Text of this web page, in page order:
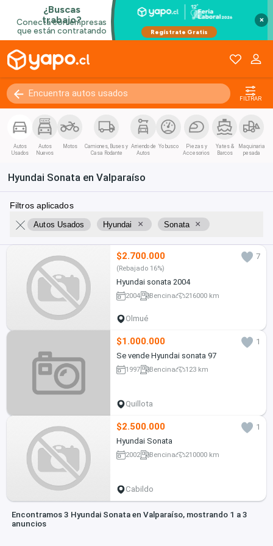
×
FILTRAR
Autos
Usados
Autos
Nuevos
Motos
Camiones, Buses y
Casa Rodante
Arriendo de
Autos
Yo busco
Piezas y
Accesorios
Yates &
Barcos
Maquinaria
pesada
Hyundai Sonata en Valparaíso
Filtros aplicados
Autos Usados Hyundai × Sonata ×
$2.700.000 7
(Rebajado 16%)
Hyundai sonata 2004
2004 Bencina 216000 km
Olmué
$1.000.000
1
Se vende Hyundai sonata 97
1997 Bencina 123 km
Quillota
$2.500.000
1
Hyundai Sonata
2002 Bencina 210000 km
Cabildo
Encontramos 3 Hyundai Sonata en Valparaíso, mostrando 1 a 3
anuncios